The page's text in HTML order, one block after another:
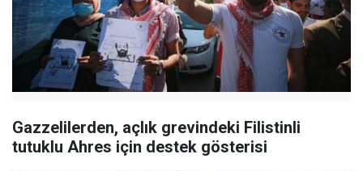
Gazzelilerden, açlık grevindeki Filistinli
tutuklu Ahres için destek gösterisi